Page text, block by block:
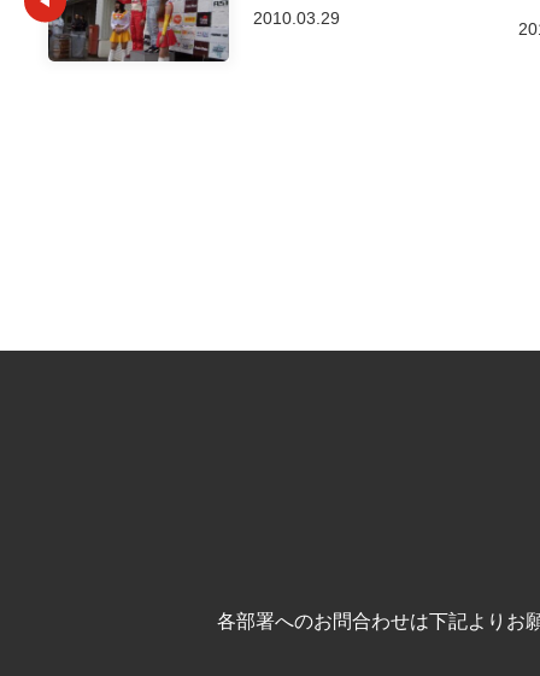
2010.03.29
各部署へのお問合わせは下記よりお